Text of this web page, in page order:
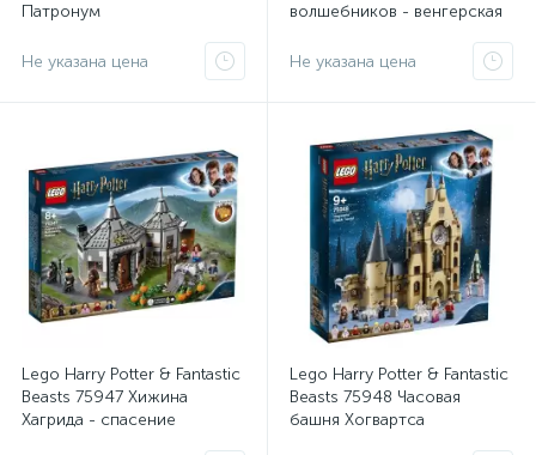
Патронум
Не указана цена
волшебников - венгерская
Не указана цена
Lego Harry Potter & Fantastic
Beasts 75947 Хижина
Хагрида - спасение
Lego Harry Potter & Fantastic
Beasts 75948 Часовая
башня Хогвартса